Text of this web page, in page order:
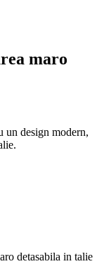
maro
un design modern,
detasabila in talie